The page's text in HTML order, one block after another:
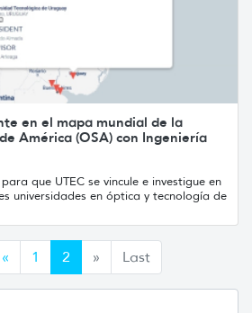
en el mapa mundial de la
América (OSA) con Ingeniería
que UTEC se vincule e investigue en
universidades en óptica y tecnología de
« Anterior
1 2 » Siguiente
Last